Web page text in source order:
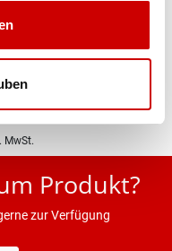
MwSt.
Produkt?
zur Verfügung